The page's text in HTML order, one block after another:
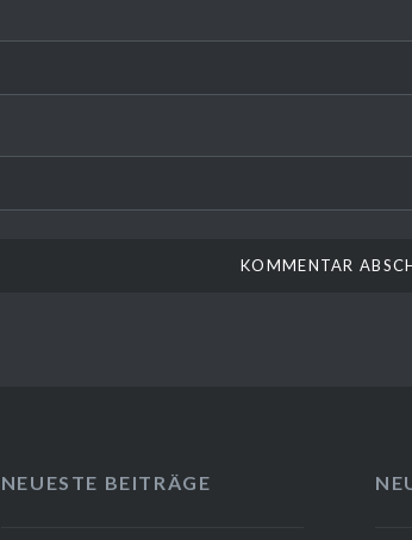
NEUESTE BEITRÄGE